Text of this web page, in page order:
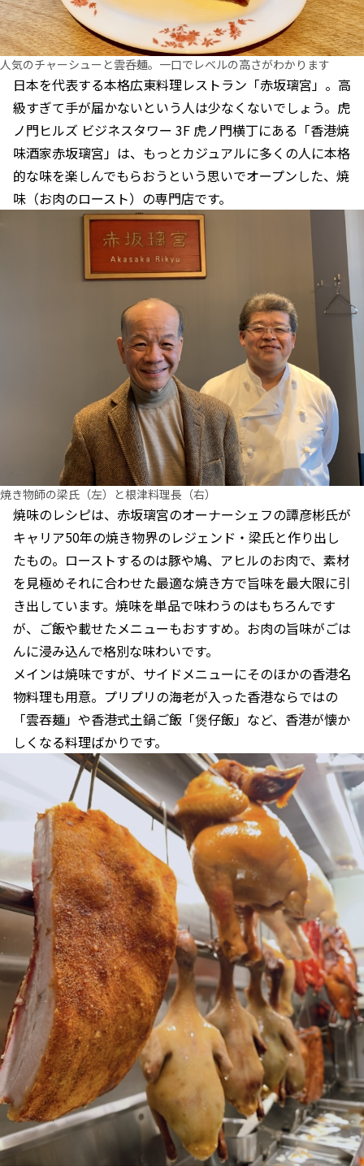
人気のチャーシューと雲呑麺。一口でレベルの高さがわかります
日本を代表する本格広東料理レストラン「赤坂璃宮」。高
級すぎて手が届かないという人は少なくないでしょう。虎
ノ門ヒルズ ビジネスタワー 3F 虎ノ門横丁にある「香港焼
味酒家赤坂璃宮」は、もっとカジュアルに多くの人に本格
的な味を楽しんでもらおうという思いでオープンした、焼
味（お肉のロースト）の専門店です。
焼き物師の梁氏（左）と根津料理長（右）
焼味のレシピは、赤坂璃宮のオーナーシェフの譚彦彬氏が
キャリア50年の焼き物界のレジェンド・梁氏と作り出し
たもの。ローストするのは豚や鳩、アヒルのお肉で、素材
を見極めそれに合わせた最適な焼き方で旨味を最大限に引
き出しています。焼味を単品で味わうのはもちろんです
が、ご飯や載せたメニューもおすすめ。お肉の旨味がごは
んに浸み込んで格別な味わいです。
メインは焼味ですが、サイドメニューにそのほかの香港名
物料理も用意。プリプリの海老が入った香港ならではの
「雲吞麺」や香港式土鍋ご飯「煲仔飯」など、香港が懐か
しくなる料理ばかりです。